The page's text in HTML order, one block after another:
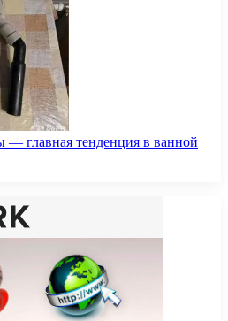
главная тенденция в ванной